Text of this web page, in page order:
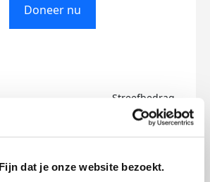
dat je onze website bezoekt.
Doneer nu
Streefbedrag
€500